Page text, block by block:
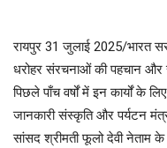
रायपुर 31 जुलाई 2025/भारत
धरोहर संरचनाओं की पहचान और
पिछले पाँच वर्षों में इन कार्यों के
जानकारी संस्कृति और पर्यटन
सांसद श्रीमती फूलो देवी नेताम